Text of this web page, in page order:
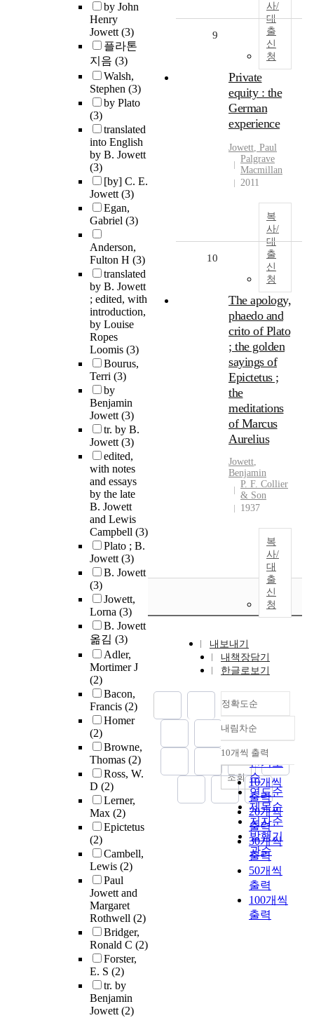
by John
Henry
Jowett(3)
플라톤
지음 (3)
Walsh,
Stephen (3)
by Plato
(3)
translated
into English
by B. Jowett
(3)
[by] C. E.
Jowett(3)
Egan,
Gabriel (3)
Anderson,
Fulton H (3)
translated
by B. Jowett
; edited, with
introduction,
by Louise
Ropes
Loomis (3)
Bourus,
Terri (3)
by
Benjamin
Jowett(3)
tr. by B.
Jowett(3)
edited,
with notes
and essays
by the late
B. Jowett
and Lewis
Campbell (3)
Plato ; B.
Jowett(3)
B. Jowett
(3)
Jowett,
Lorna (3)
B. Jowett
옮김 (3)
Adler,
Mortimer J
(2)
Bacon,
Francis (2)
Homer
(2)
Browne,
Thomas (2)
Ross, W.
D (2)
Lerner,
Max (2)
Epictetus
(2)
Cambell,
Lewis (2)
Paul
Jowett and
Margaret
Rothwell (2)
Bridger,
Ronald C (2)
Forster,
E. S (2)
tr. by
Benjamin
Jowett(2)
사/
대
출
신
청
9
Private
equity : the
German
experience
Jowett, Paul
Palgrave
Macmillan
2011
복
사/
대
출
신
청
10
The apology,
phaedo and
crito of Plato
; the golden
sayings of
Epictetus ;
the
meditations
of Marcus
Aurelius
Jowett,
Benjamin
P. F. Collier
& Son
1937
복
사/
대
출
신
청
내보내기
내책장담기
한글로보기
정확도순
정확도
순
인기도
순
연도순
제목순
저자순
발행기
관순
내림차순
내림차순
10개씩 출력
10개씩
출력
20개씩
출력
30개씩
출력
50개씩
출력
100개씩
출력
조회